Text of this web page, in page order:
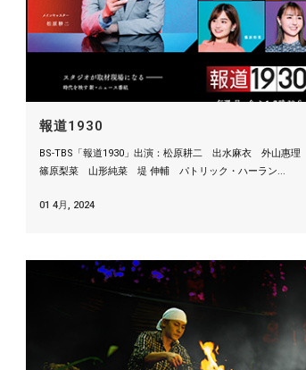
報道1930
BS-TBS「報道1930」出演：松原耕二 出水麻衣 外山惠理
篠原梨菜 山形純菜 堤 伸輔 パトリック・ハーラン...
01 4月, 2024